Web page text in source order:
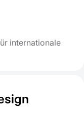
internationale